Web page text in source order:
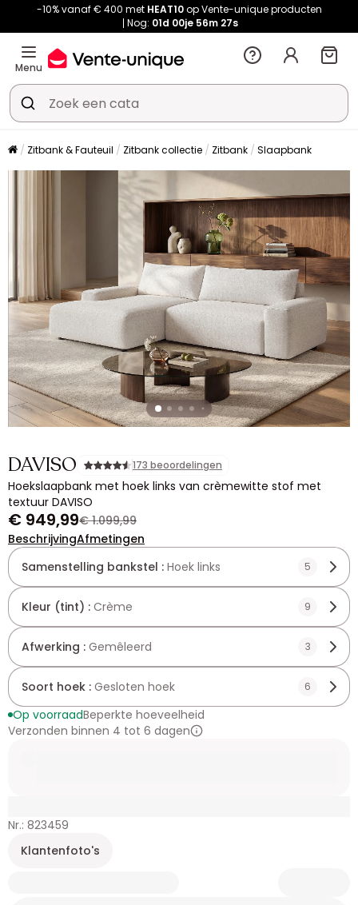
-10% vanaf € 400 met HEAT10op Vente-unique producten
Nog: 01d 00je 56m 27s
Menu
Zitbank & Fauteuil Zitbank collectie Zitbank Slaapbank
DAVISO 173 beoordelingen
Hoekslaapbank met hoek links van crèmewitte stof met
textuur DAVISO
€ 949,99€ 1.099,99
BeschrijvingAfmetingen
Samenstelling bankstel : Hoek links 5
Kleur (tint) : Crème 9
Afwerking : Gemêleerd 3
Soort hoek : Gesloten hoek 6
Op voorraadBeperkte hoeveelheid
Verzonden binnen 4 tot 6 dagen
Nr.: 823459
Klantenfoto's